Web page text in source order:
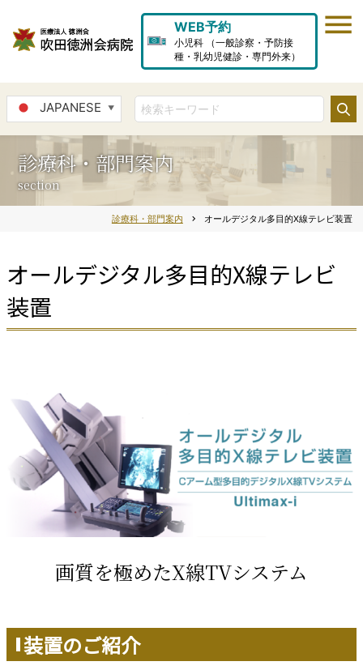
WEB予約
小児科 （一般診察・予防接
種・乳幼児健診・専門外来）
JAPANESE ▼
診療科・部門案内
section
診療科・部門案内 chevron_right オールデジタル多目的X線テレビ装置
オールデジタル多目的X線テレビ
装置
画質を極めたX線TVシステム
装置のご紹介